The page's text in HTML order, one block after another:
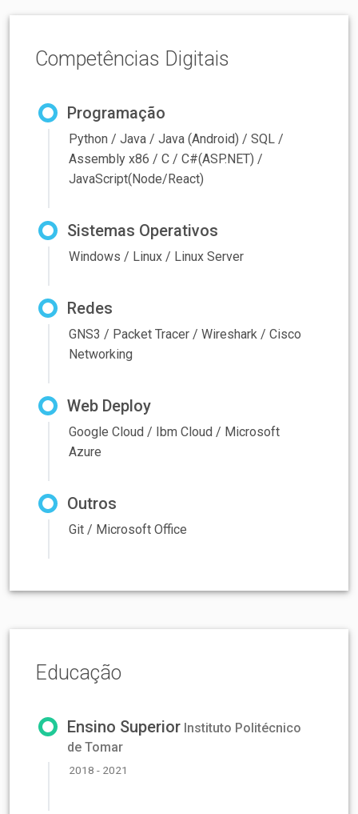
Competências Digitais
Programação
Python / Java / Java (Android) / SQL /
Assembly x86 / C / C#(ASP.NET) /
JavaScript(Node/React)
Sistemas Operativos
Windows / Linux / Linux Server
Redes
GNS3 / Packet Tracer / Wireshark / Cisco
Networking
Web Deploy
Google Cloud / Ibm Cloud / Microsoft
Azure
Outros
Git / Microsoft Office
Educação
Ensino Superior Instituto Politécnico
de Tomar
2018 - 2021